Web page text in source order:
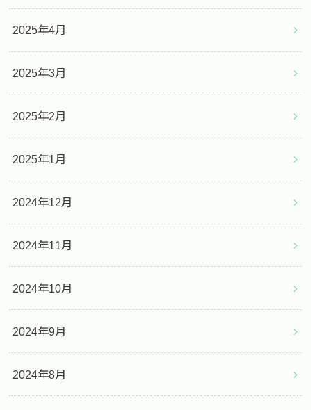
2025年4月
2025年3月
2025年2月
2025年1月
2024年12月
2024年11月
2024年10月
2024年9月
2024年8月